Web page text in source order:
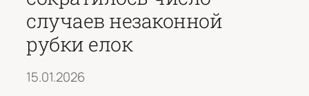
случаев незаконной
рубки елок
15.01.2026